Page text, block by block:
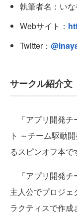
執筆者名：い
Webサイト：
Twitter：
サークル紹介文
「アプリ開発チ
ト ～チーム駆動
るスピンオフ本で
「アプリ開発チ
主人公でプロジ
ラクティスで作成